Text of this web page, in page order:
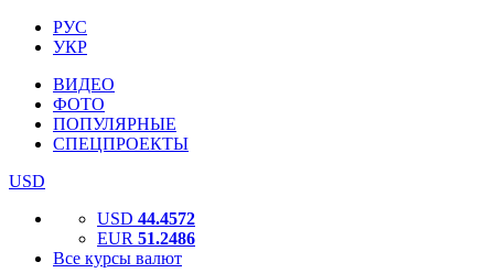
РУС
УКР
ВИДЕО
ФОТО
ПОПУЛЯРНЫЕ
СПЕЦПРОЕКТЫ
USD
USD 44.4572
EUR 51.2486
Все курсы валют